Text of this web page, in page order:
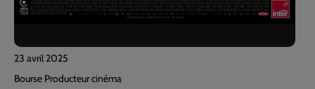
23 avril 2025
Bourse Producteur cinéma